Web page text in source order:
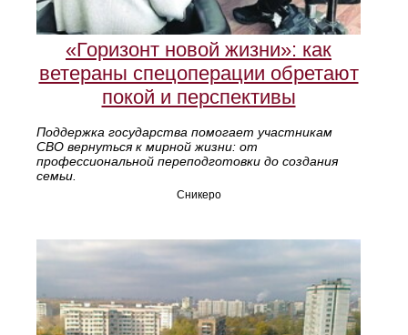
«Горизонт новой жизни»: как
ветераны спецоперации обретают
покой и перспективы
Поддержка государства помогает участникам
СВО вернуться к мирной жизни: от
профессиональной переподготовки до создания
семьи.
Сникеро